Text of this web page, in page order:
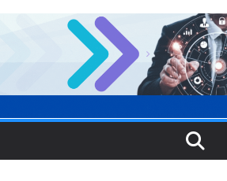
ใหม่ เฮเลนา
ะชุมร่างแผน สสส. ปี 70 เน้นขยายงานสร้าง
ยจังหวัด หนุนวาระกลาง “ขับเคลื่อนใช้
เล็งวัดผลได้ภายใน 1 ปี
บุหรี่ไฟฟ้าผ่านโลกโซเซียล
Choice Awards” ดันผู้บริโภคร่วม